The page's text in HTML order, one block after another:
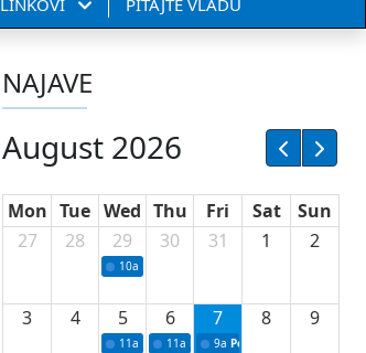
LINKOVI PITAJTE VLADU
NAJAVE
August 2026
Mon Tue Wed Thu Fri Sat
Sun
27
28 29
10a Potpisivanje ugovora sa neprofitnim
30 31 1 2
3 4 5
11a Potpisivanje ugovora o stipendijama
6
11a Podrška razvoju vodne
7
9a Početak izgradnje nove
8 9